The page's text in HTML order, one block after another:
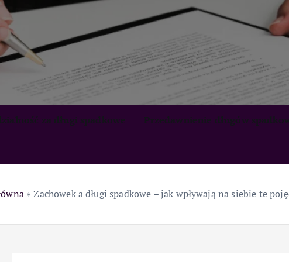
»Zachowek a długi spadkowe – jak wpływają na siebie te